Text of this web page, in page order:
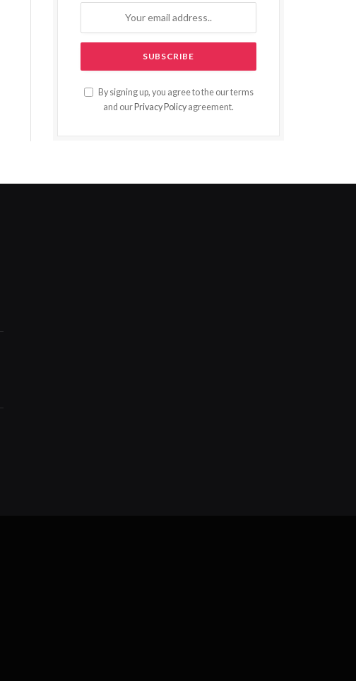
By signing up, you agree to the our terms
and our Privacy Policy agreement.